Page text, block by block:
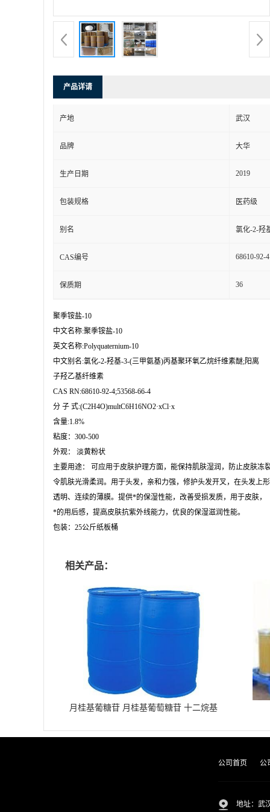
产品详请
产地 武汉
品牌 大华
生产日期 2019
包装规格 医药级
别名 氯化-2-羟
CAS编号 68610-92-4
保质期 36
聚季铵盐-10
中文名称:聚季铵盐-10
英文名称:Polyquaternium-10
中文别名:氯化-2-羟基-3-(三甲氨基)丙基聚环氧乙烷纤维素醚;阳离
子羟乙基纤维素
CAS RN:68610-92-4;53568-66-4
分 子 式:(C2H4O)multC6H16NO2·xCl·x
含量:1.8%
粘度：300-500
外观： 淡黄粉状
主要用途： 可应用于皮肤护理方面，能保持肌肤湿润，防止皮肤冻
令肌肤光滑柔润。用于头发，亲和力强，修护头发开叉，在头发上
透明、连续的薄膜。提供*的保湿性能，改善受损发质，用于皮肤，
*的用后感，提高皮肤抗紫外线能力，优良的保湿滋润性能。
包装：25公斤纸板桶
相关产品：
月桂基葡糖苷 月桂基葡萄糖苷 十二烷基
公司首页 公
地址：武